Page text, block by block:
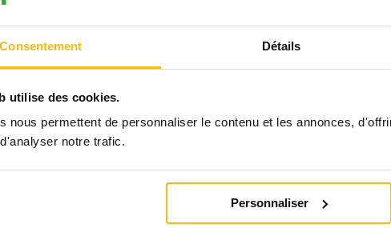
Consentement Détails
utilise des cookies.
nous permettent de personnaliser le contenu et les annonces,
notre trafic.
Personnaliser
relationnel Sauveur - Persécuteur - Victime.
de personnes
que nous prenons, donc nous pouvons tous être tour à tour Sauveur,
Point besoin non plus d’être trois pour dessiner ce triangle … Il
parties lance une accroche et que l’autre y réponde pour que le jeu
si une personne vous dit « Je n’en peux plus, je suis à bout de
parle tout de suite, sinon je vais pleurer » (position Victime) et que
Pas de problème, viens, nous allons parler tout de suite et je vais
le rôle de Sauveur et entrez dans le triangle.
et Victime